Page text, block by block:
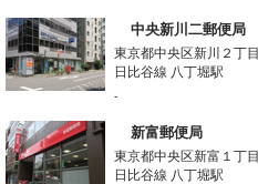
中央新川二郵便局
東京都中央区新川２丁目
日比谷線 八丁堀駅
-
新富郵便局
東京都中央区新富１丁目
日比谷線 八丁堀駅